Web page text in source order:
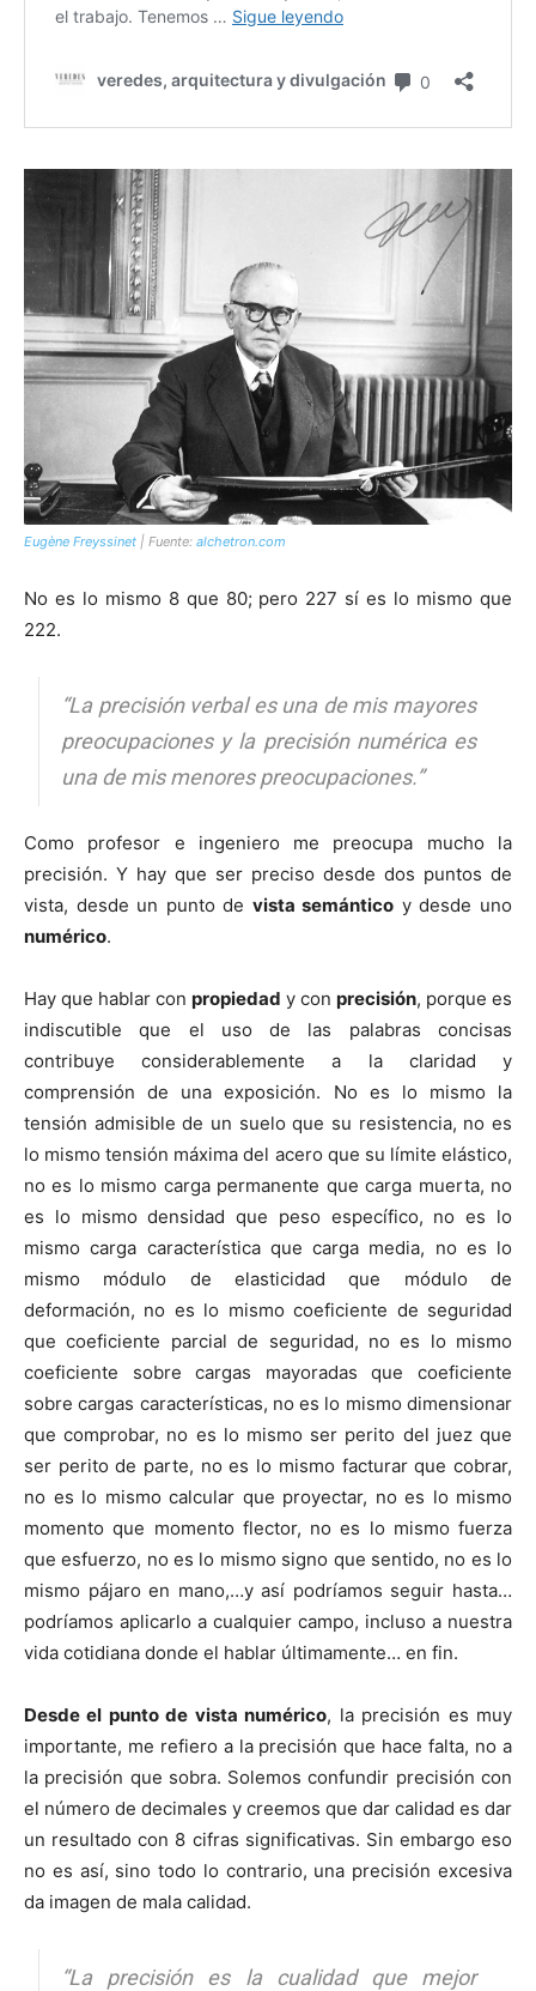
Eugène Freyssinet | Fuente: alchetron.com
No es lo mismo 8 que 80; pero 227 sí es lo mismo que
222.
“La precisión verbal es una de mis mayores
preocupaciones y la precisión numérica es
una de mis menores preocupaciones.”
Como profesor e ingeniero me preocupa mucho la
precisión. Y hay que ser preciso desde dos puntos de
vista, desde un punto de vista semántico y desde uno
numérico.
Hay que hablar con propiedad y con precisión, porque es
indiscutible que el uso de las palabras concisas
contribuye considerablemente a la claridad y
comprensión de una exposición. No es lo mismo la
tensión admisible de un suelo que su resistencia, no es
lo mismo tensión máxima del acero que su límite elástico,
no es lo mismo carga permanente que carga muerta, no
es lo mismo densidad que peso específico, no es lo
mismo carga característica que carga media, no es lo
mismo módulo de elasticidad que módulo de
deformación, no es lo mismo coeficiente de seguridad
que coeficiente parcial de seguridad, no es lo mismo
coeficiente sobre cargas mayoradas que coeficiente
sobre cargas características, no es lo mismo dimensionar
que comprobar, no es lo mismo ser perito del juez que
ser perito de parte, no es lo mismo facturar que cobrar,
no es lo mismo calcular que proyectar, no es lo mismo
momento que momento flector, no es lo mismo fuerza
que esfuerzo, no es lo mismo signo que sentido, no es lo
mismo pájaro en mano,…y así podríamos seguir hasta…
podríamos aplicarlo a cualquier campo, incluso a nuestra
vida cotidiana donde el hablar últimamente… en fin.
Desde el punto de vista numérico, la precisión es muy
importante, me refiero a la precisión que hace falta, no a
la precisión que sobra. Solemos confundir precisión con
el número de decimales y creemos que dar calidad es dar
un resultado con 8 cifras significativas. Sin embargo eso
no es así, sino todo lo contrario, una precisión excesiva
da imagen de mala calidad.
“La precisión es la cualidad que mejor